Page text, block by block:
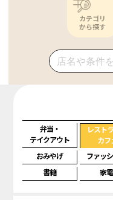
カテゴリ
から探す
弁当・
テイクアウト
レスト
カフ
おみやげ ファッ
書籍
家電